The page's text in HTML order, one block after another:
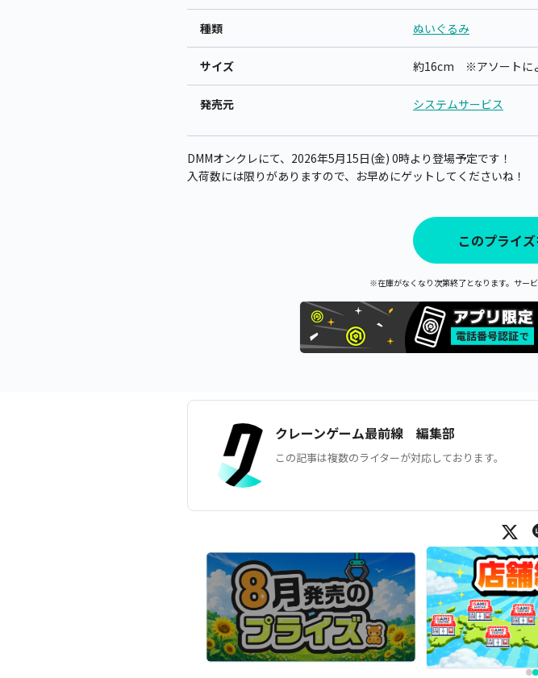
種類 ぬいぐるみ
サイズ 約16cm ※アソートによ
発売元 システムサービス
DMMオンクレにて、2026年5月15日(金) 0時より登場予定です！
入荷数には限りがありますので、お早めにゲットしてくださいね！
このプライ
※在庫がなくなり次第終了となります。サー
クレーンゲーム最前線 編集部
この記事は複数のライターが対応しております。
X